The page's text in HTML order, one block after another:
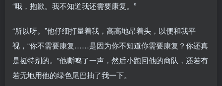
“哦，抱歉。我不知道我还需要康复。”
“所以呀。”他仔细打量着我，高高地昂着头，以便和我平
视，“你不需要康复……是因为你不知道你需要康复？你还真
是挺特别的。”他嘶鸣了一声，然后小跑回他的商队，还若有
若无地用他的绿色尾巴抽了我一下。